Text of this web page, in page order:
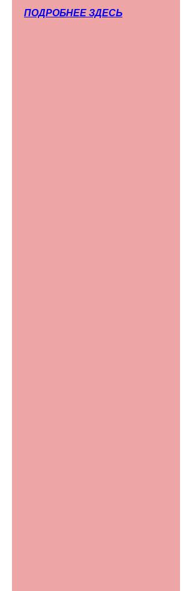
ПОДРОБНЕЕ ЗДЕСЬ